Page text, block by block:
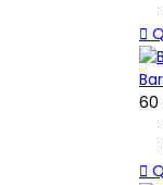

60
